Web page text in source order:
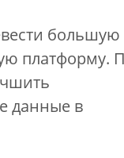
большую
платформу.
данные в